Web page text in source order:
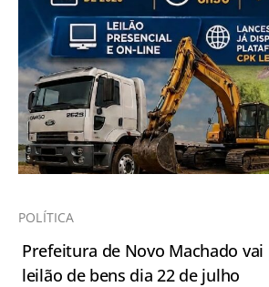
POLÍTICA
Prefeitura de Novo Machado
leilão de bens dia 22 de julho